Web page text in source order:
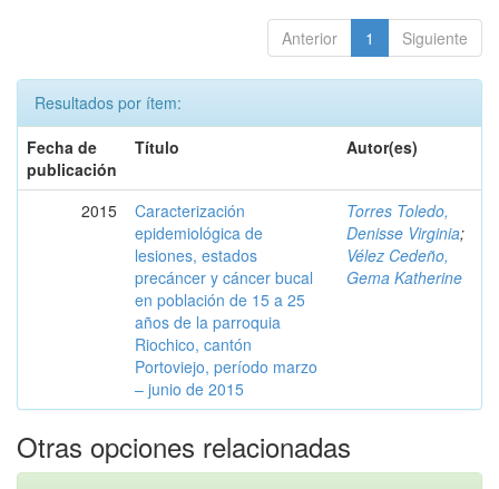
Anterior 1 Siguiente
Resultados por ítem:
Fecha de
publicación
Título Autor(es)
2015
Caracterización
epidemiológica de
lesiones, estados
precáncer y cáncer bucal
en población de 15 a 25
años de la parroquia
Riochico, cantón
Portoviejo, período marzo
– junio de 2015
Torres Toledo,
Denisse Virginia;
Vélez Cedeño,
Gema Katherine
Otras opciones relacionadas